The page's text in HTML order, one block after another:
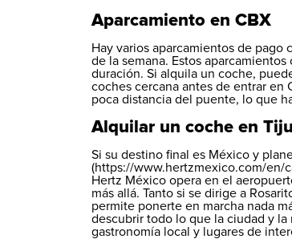
Aparcamiento en CBX
Hay varios aparcamientos de pago
de la semana. Estos
duración. Si alquila un coche,
coches cercana antes de entrar en
poca distancia del puente, lo que
Alquilar un coche en
Si su destino final es México y
(https://www.hertzmexico.com/en/
Hertz México opera en el
más allá. Tanto si se dirige a
permite ponerte en marcha nada
descubrir todo lo que la ciudad y
gastronomía local y lugares de